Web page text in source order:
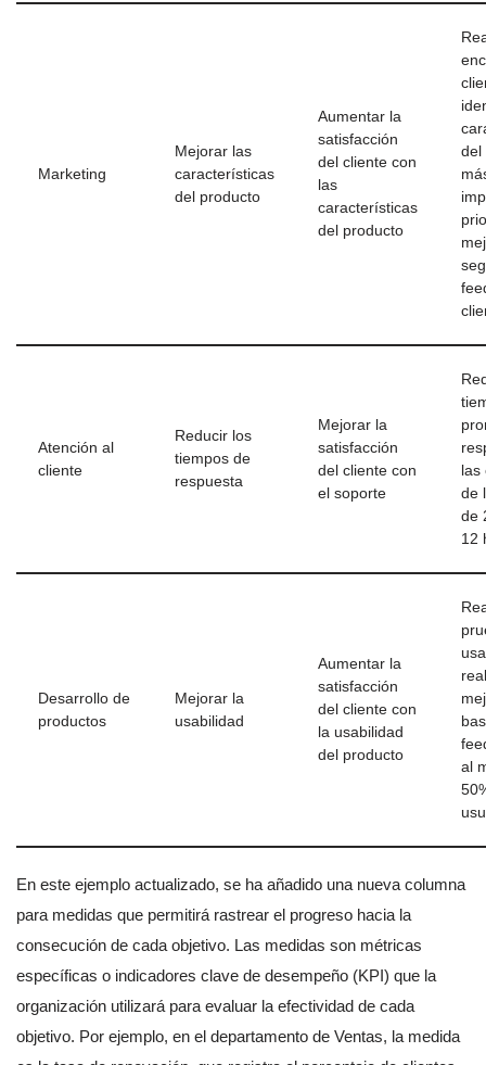
Marketing
Mejorar las
características
del producto
Aumentar la
satisfacción
del cliente con
las
características
del producto
del
Atención al
cliente
Reducir los
tiempos de
respuesta
Mejorar la
satisfacción
del cliente con
el soporte
las
de
de
12
Desarrollo de
productos
Mejorar la
usabilidad
Aumentar la
satisfacción
del cliente con
la usabilidad
del producto
al
En este ejemplo actualizado, se ha añadido una nueva columna
para medidas que permitirá rastrear el progreso hacia la
consecución de cada objetivo. Las medidas son métricas
específicas o indicadores clave de desempeño (KPI) que la
organización utilizará para evaluar la efectividad de cada
objetivo. Por ejemplo, en el departamento de Ventas, la medida